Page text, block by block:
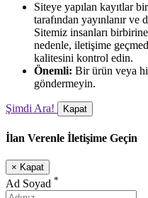
Siteye yapılan kayıtlar
tarafından yayınlanır ve
Sitemiz insanları
nedenle, iletişime
kalitesini kontrol edin.
Önemli: Bir ürün veya
göndermeyin.
Şimdi Ara! Kapat
İlan Verenle İletişime Geçin
× Kapat
Ad Soyad *